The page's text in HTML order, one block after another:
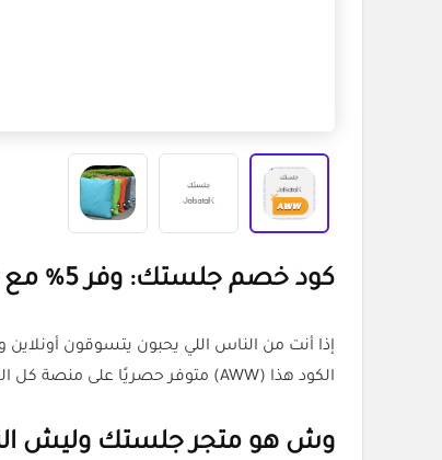
كود خصم جلستك: وفر 5% مع كود (AWW) من منصة كل الكوبونات
الكود هذا (AWW) متوفر حصريًا على منصة كل الكوبونات، واللي دايمًا تجيب لك أحدث وأفضل أكواد الخصم.
وش هو متجر جلستك وليش